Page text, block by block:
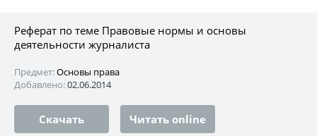
Реферат по теме Правовые нормы и основы
деятельности журналиста
Предмет:Основы права
Добавлено:02.06.2014
Скачать Читать online